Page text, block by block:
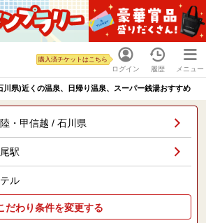
ログイン
購入済チケットはこちら
履歴 メニュー
川県)近くの温泉、日帰り温泉、スーパー銭湯おすすめ
・甲信越 / 石川県
駅
ル
だわり条件を変更する